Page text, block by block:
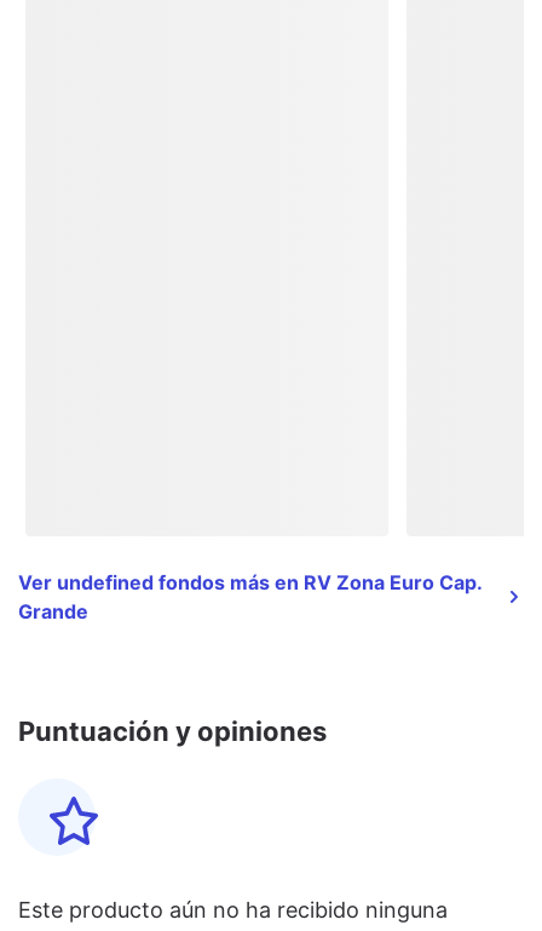
Ver undefined fondos más en RV Zona Euro Cap.
Grande
Puntuación y opiniones
Este producto aún no ha recibido ninguna